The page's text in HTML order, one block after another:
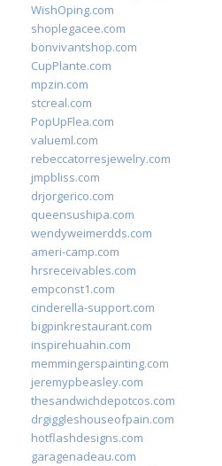
WishOping.com
shoplegacee.com
bonvivantshop.com
CupPlante.com
mpzin.com
stcreal.com
PopUpFlea.com
valueml.com
rebeccatorresjewelry.com
jmpbliss.com
drjorgerico.com
queensushipa.com
wendyweimerdds.com
ameri-camp.com
hrsreceivables.com
empconst1.com
cinderella-support.com
bigpinkrestaurant.com
inspirehuahin.com
memmingerspainting.com
jeremypbeasley.com
thesandwichdepotcos.com
drgiggleshouseofpain.com
hotflashdesigns.com
garagenadeau.com